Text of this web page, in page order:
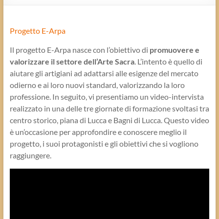
Progetto E-Arpa
Il progetto E-Arpa nasce con l’obiettivo di promuovere e
valorizzare il settore dell’Arte Sacra. L’intento è quello di
aiutare gli artigiani ad adattarsi alle esigenze del mercato
odierno e ai loro nuovi standard, valorizzando la loro
professione. In seguito, vi presentiamo un video-intervista
realizzato in una delle tre giornate di formazione svoltasi tra
centro storico, piana di Lucca e Bagni di Lucca. Questo video
è un’occasione per approfondire e conoscere meglio il
progetto, i suoi protagonisti e gli obiettivi che si vogliono
raggiungere.